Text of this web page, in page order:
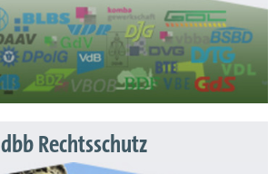
dbb Rechtsschutz